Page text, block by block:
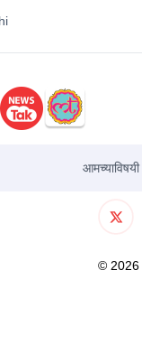
आमच्याविषयी
©2026